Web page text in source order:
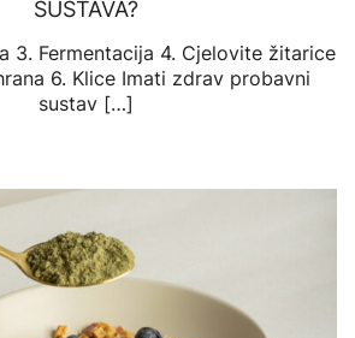
SUSTAVA?
3. Fermentacija 4. Cjelovite žitarice
6. Klice Imati zdrav probavni
sustav […]